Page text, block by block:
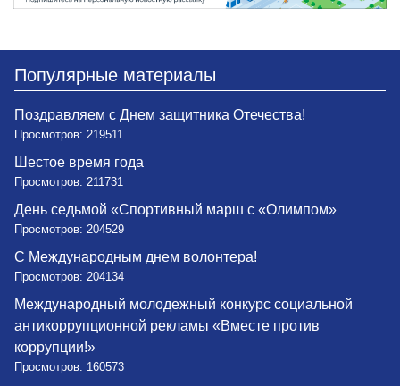
Популярные материалы
Поздравляем с Днем защитника Отечества!
Просмотров: 219511
Шестое время года
Просмотров: 211731
День седьмой «Спортивный марш с «Олимпом»
Просмотров: 204529
С Международным днем волонтера!
Просмотров: 204134
Международный молодежный конкурс социальной
антикоррупционной рекламы «Вместе против
коррупции!»
Просмотров: 160573